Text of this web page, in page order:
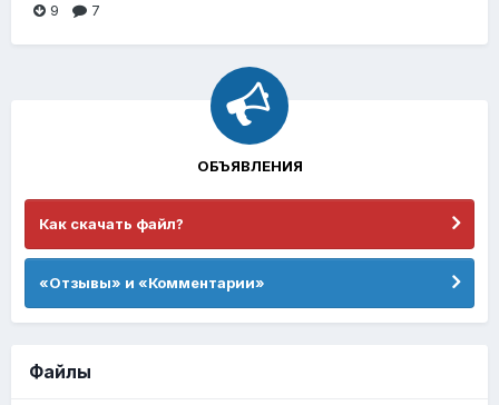
9
7
ОБЪЯВЛЕНИЯ
Как скачать файл?
«Отзывы» и «Комментарии»
Файлы